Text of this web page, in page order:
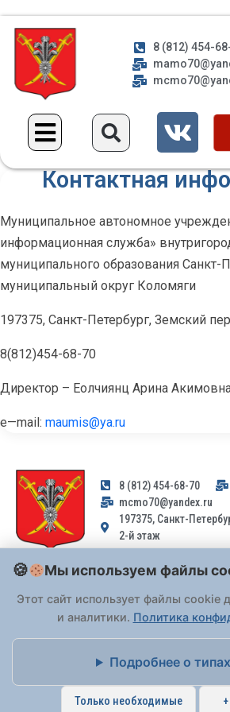
8 (812) 454-
Контактная
Муниципальное автономное
информационная служба»
муниципального образования Санкт-
муниципальный округ Коломяги
197375, Санкт-Петербург, Земский
8(812)454-68-70
Директор – Еолчиянц Арина
e—mail : maumis@ya.ru
8 (812) 454-68-70
mcmo70@yandex.ru
197375, Санкт-
2-й этаж
Заявления и обращения граждан и
адрес email, не могут быть
Федерального закона от 02.05.2006 №
принимаются только: по почте, через
или лично при предъявлении
На Сайте действуетПолитика обработки
Мы используем файлы
Этот сайт использует файлы cookie
и аналитики. Политика
Подробнее о
Только необходимые